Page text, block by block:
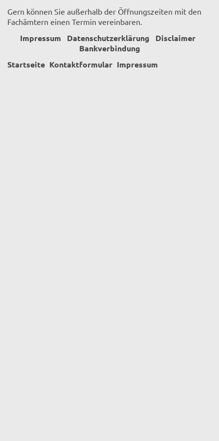
Gern können Sie außerhalb der Öffnungszeiten mit den
Fachämtern einen Termin vereinbaren.
Impressum Datenschutzerklärung
Disclaimer
Bankverbindung
Startseite Kontaktformular Impressum